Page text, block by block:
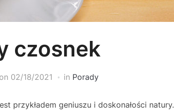
czosnek
on 02/18/2021 in Porady
przykładem geniuszu i doskonałości natury.